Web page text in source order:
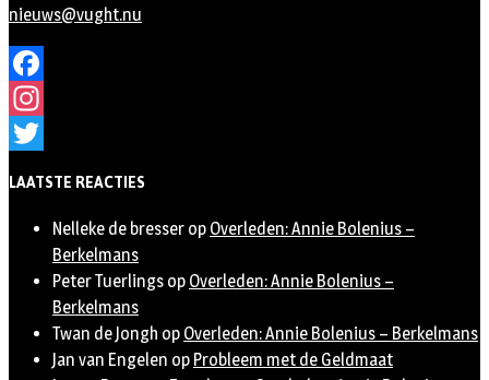
nieuws@vught.nu
Facebook
Instagram
LAATSTE REACTIES
Nelleke de bresser op Overleden: Annie Bolenius –
Berkelmans
Peter Tuerlings op Overleden: Annie Bolenius –
Berkelmans
Twan de Jongh op Overleden: Annie Bolenius – Berkelmans
Jan van Engelen op Probleem met de Geldmaat